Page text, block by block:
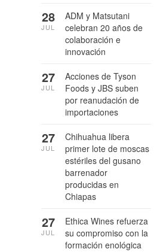
ADM y Matsutani
celebran 20 años de
colaboración e
innovación
28
JUL
Acciones de Tyson
Foods y JBS suben
por reanudación de
importaciones
27
JUL
Chihuahua libera
primer lote de moscas
estériles del gusano
barrenador
producidas en
Chiapas
27
JUL
Ethica Wines refuerza
su compromiso con la
formación enológica
27
JUL